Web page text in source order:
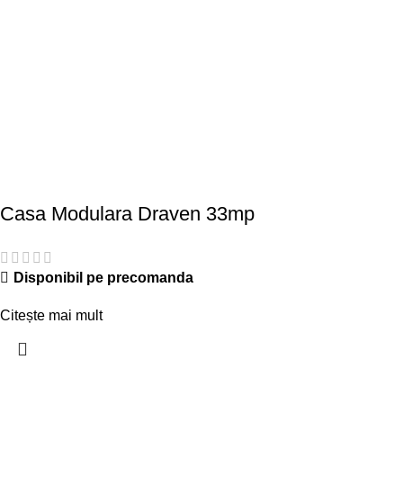
Casa Modulara Draven 33mp
Disponibil pe precomanda
Citește mai mult